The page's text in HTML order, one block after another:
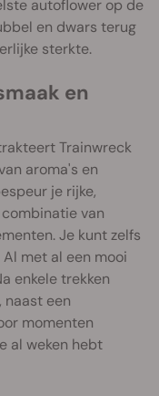
autoflower op de
en dwars terug
sterkte.
en
Trainwreck
aroma's en
je rijke,
van
Je kunt zelfs
met al een mooi
enkele trekken
naast een
momenten
al weken hebt